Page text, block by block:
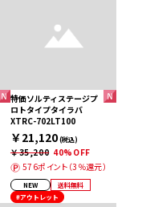
特価ソルティステージプ
ロトタイプタイラバ
XTRC-702LT100
￥21,120(税込)
￥35,200 40%OFF
576ポイント（3％還元）
NEW
送料無料
#アウトレット